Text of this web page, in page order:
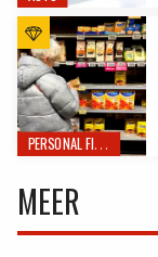
PERSONAL FINANCE
MEER